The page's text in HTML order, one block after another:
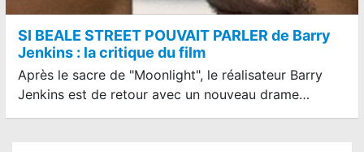
SI BEALE STREET POUVAIT PARLER de Barry
Jenkins : la critique du film
Après le sacre de "Moonlight", le réalisateur Barry
Jenkins est de retour avec un nouveau drame…